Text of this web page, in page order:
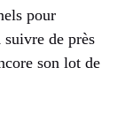
pour
de près
son lot de